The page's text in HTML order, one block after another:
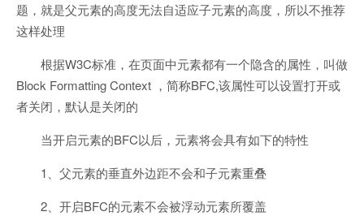
题，就是父元素的高度无法自适应子元素的高度，所以不推荐
这样处理
根据W3C标准，在页面中元素都有一个隐含的属性，叫做
Block Formatting Context ，简称BFC,该属性可以设置打开或
者关闭，默认是关闭的
当开启元素的BFC以后，元素将会具有如下的特性
1、父元素的垂直外边距不会和子元素重叠
2、开启BFC的元素不会被浮动元素所覆盖